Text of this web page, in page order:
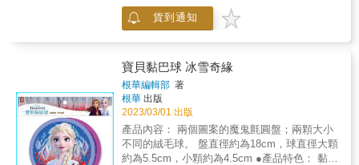
部。 黏著力高，背袋方便調整，用法簡易，適
合親子戶外遊戲，開心動一動！ ★玩法介紹：
投擲增加難度。 兩人以上玩：可依據自己和同
伴的力氣大小決定距離的遠近
貨到通知
寶貝黏巴球 冰雪奇緣
根華編輯部 著
根華 出版
2023/03/01 出版
產品內容： 兩個圖案的魔鬼氈圓盤；兩顆大小
不同的絨毛球。 盤直徑約為18cm，球直徑大顆
約為5.5cm，小顆約為4.5cm ●產品特色： 黏巴